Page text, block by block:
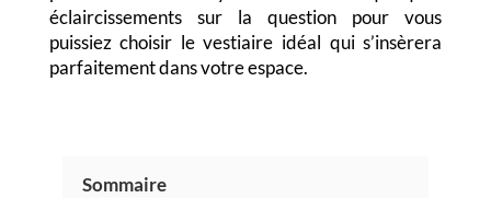
éclaircissements sur la question pour vous
puissiez choisir le vestiaire idéal qui s’insèrera
parfaitement dans votre espace.
Sommaire